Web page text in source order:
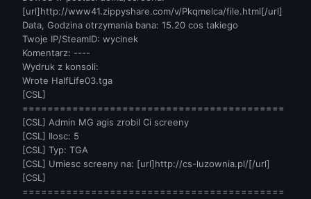
[url]http://www41.zippyshare.com/v/Pkqmelca/file.html[/url]
Data, Godzina otrzymania bana: 15.20 cos takiego
Twoje IP/SteamID: wycinek
Komentarz: ----
Wydruk z konsoli:
Wrote HalfLife03.tga
[CSL]
==========================================
[CSL] Admin MG agis zrobil Ci screeny
[CSL] Ilosc: 5
[CSL] Typ: TGA
[CSL] Umiesc screeny na: [url]http://cs-luzownia.pl/[/url]
[CSL]
==========================================